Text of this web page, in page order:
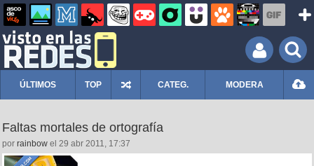
ÚLTIMOS TOP CATEG. MODERA
Faltas mortales de ortografía
por rainbow el 29 abr 2011, 17:37